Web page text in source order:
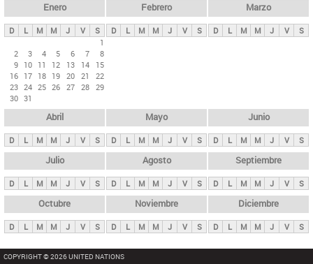
ds
p
n
c
i
p
l
e
s
Enero
D L M M J V
S
1
2
3 4 5 6 7
8
9 10 11 12 13 14
15
16 17 18 19 20 21
22
23 24 25 26 27 28 29
30 31
Febrero
D L M M J V S
Marzo
D L M M J V S
Abril
D L M M J V S
Mayo
D L M M J V S
Junio
D L M M J V S
Julio
D L M M J V S
Agosto
D L M M J V S
Septiembre
D L M M J V S
Octubre
D L M M J V S
Noviembre
D L M M J V S
Diciembre
D L M M J V S
COPYRIGHT © 2026 UNITED NATIONS